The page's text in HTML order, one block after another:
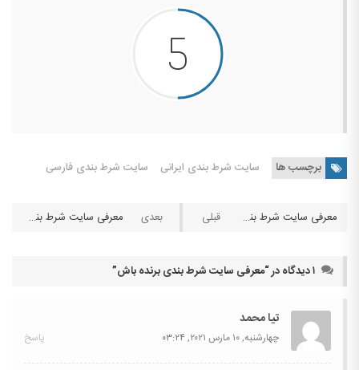
برچسب ها سایت شرط بندی ایرانی سایت شرط بندی فارسی
معرفی سایت شرط بندی لوس بت معرفی سایت شرط بندی ایرانیان بت
معرفی سایت شرط بندی برنده باش”
تیا محمد
چهارشنبه, ۱۰ مارس ۲۰۲۱, ۰۳:۲۴ پاسخ